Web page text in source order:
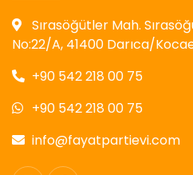
Sırasöğütler Mah.
No:22/A, 41400 Darıca/
+90 542 218 00 75
+90 542 218 00 75
info@fayatpartievi.com